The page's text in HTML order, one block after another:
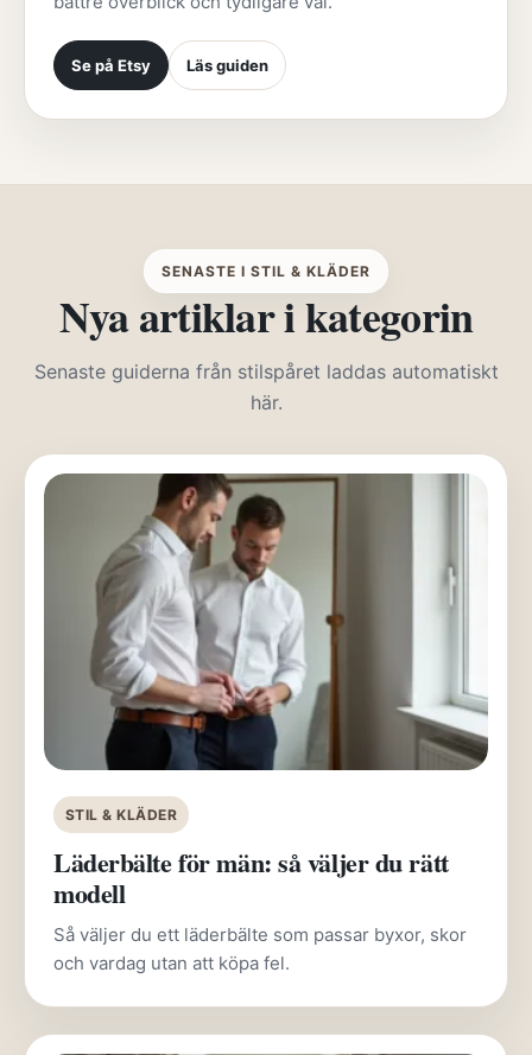
Se på Etsy Läs guiden
SENASTE I STIL & KLÄDER
Nya artiklar i kategorin
Senaste guiderna från stilspåret laddas automatiskt
här.
STIL & KLÄDER
Läderbälte för män: så väljer du rätt
modell
Så väljer du ett läderbälte som passar byxor, skor
och vardag utan att köpa fel.